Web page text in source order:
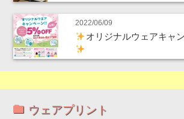
2022/06/09
オリジナルウェアキャ
ウェアプリント